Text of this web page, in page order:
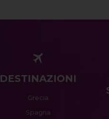
DESTINAZIONI
Grecia
Spagna